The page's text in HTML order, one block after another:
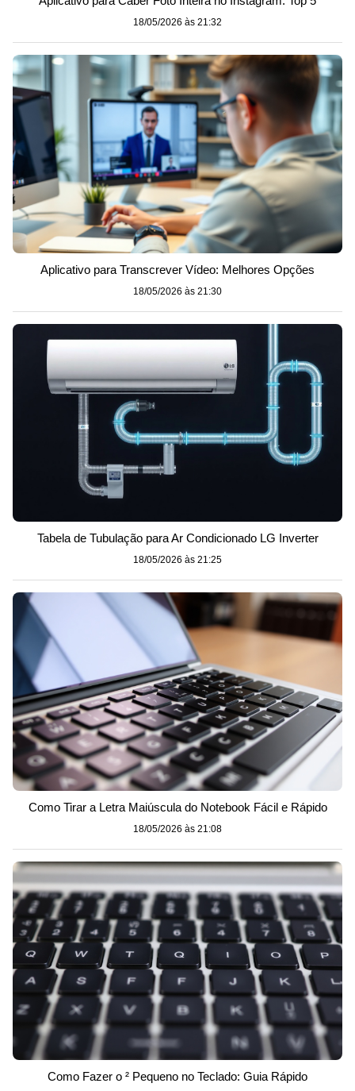
18/05/2026 às 21:32
Aplicativo para Transcrever Vídeo: Melhores Opções
18/05/2026 às 21:30
Tabela de Tubulação para Ar Condicionado LG Inverter
18/05/2026 às 21:25
Como Tirar a Letra Maiúscula do Notebook Fácil e Rápido
18/05/2026 às 21:08
Como Fazer o ² Pequeno no Teclado: Guia Rápido